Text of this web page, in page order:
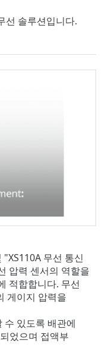
선 솔루션입니다.
무선 통신
압력 센서의 역할을
적합합니다. 무선
게이지 압력을
수 있도록 배관에
었으며 접액부